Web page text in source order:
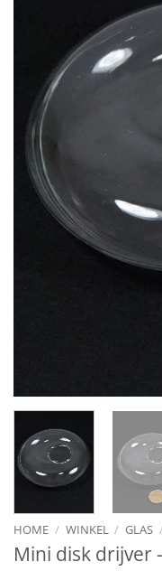
HOME / WINKEL / GLAS
Mini disk drijver